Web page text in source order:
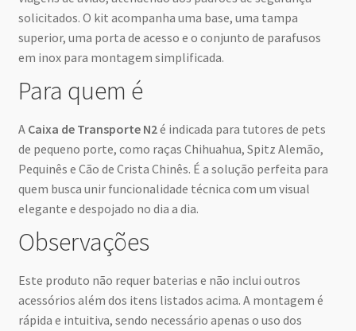
solicitados. O kit acompanha uma base, uma tampa
superior, uma porta de acesso e o conjunto de parafusos
em inox para montagem simplificada.
Para quem é
A Caixa de Transporte N2é indicada para tutores de pets
de pequeno porte, como raças Chihuahua, Spitz Alemão,
Pequinês e Cão de Crista Chinês. É a solução perfeita para
quem busca unir funcionalidade técnica com um visual
elegante e despojado no dia a dia.
Observações
Este produto não requer baterias e não inclui outros
acessórios além dos itens listados acima. A montagem é
rápida e intuitiva, sendo necessário apenas o uso dos